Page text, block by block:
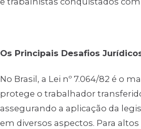
Os Principais Desafios
No Brasil, a Lei nº 7.064/82 é o
protege o trabalhador
assegurando a aplicação da
em diversos aspectos. Para